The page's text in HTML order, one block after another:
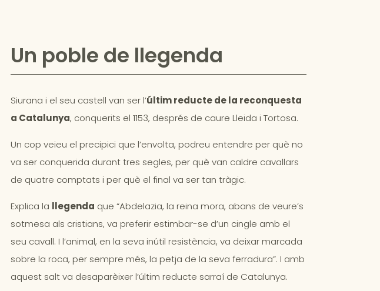
Un poble de llegenda
Siurana i el seu castell van ser l’últim reducte de la reconquesta
a Catalunya, conquerits el 1153, després de caure Lleida i Tortosa.
Un cop veieu el precipici que l’envolta, podreu entendre per què no
va ser conquerida durant tres segles, per què van caldre cavallars
de quatre comptats i per què el final va ser tan tràgic.
Explica la llegenda que “Abdelazia, la reina mora, abans de veure’s
sotmesa als cristians, va preferir estimbar-se d’un cingle amb el
seu cavall. I l’animal, en la seva inútil resistència, va deixar marcada
sobre la roca, per sempre més, la petja de la seva ferradura”. I amb
aquest salt va desaparèixer l’últim reducte sarraí de Catalunya.